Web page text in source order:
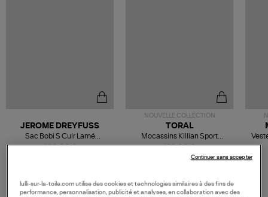
480,00 €
JEROME DREYFUSS
Sac Bobi S Cuir Lamé
Champagne
NOUVELLE COLLECTION
189,00 €
TORAL
Mocassins Killian Sport
Mousse
lulli-sur-la-toile.com utilise des cookies et technologies similaires à des fins de
performance, personnalisation, publicité et analyses, en collaboration avec des
Continuer sans accepter